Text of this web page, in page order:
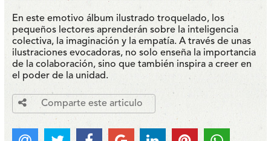
En este emotivo álbum ilustrado troquelado, los
pequeños lectores aprenderán sobre la inteligencia
colectiva, la imaginación y la empatía. A través de unas
ilustraciones evocadoras, no solo enseña la importancia
de la colaboración, sino que también inspira a creer en
el poder de la unidad.
Comparte este articulo